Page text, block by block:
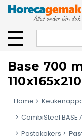
Base 700
Home
CombiSteel BASE
Pastakokers